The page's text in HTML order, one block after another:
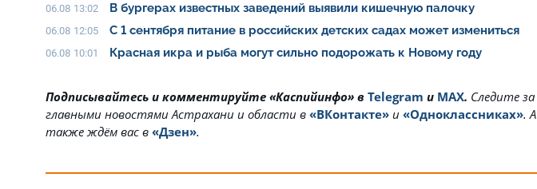
06.08 13:02 В бургерах известных заведений выявили кишечную палочку
06.08 12:05 С 1 сентября питание в российских детских садах может измениться
06.08 10:01 Красная икра и рыба могут сильно подорожать к Новому году
Подписывайтесь и комментируйте «Каспийинфо» в Telegram и MAX. Cледите за
главными новостями Астрахани и области в «ВКонтакте» и «Одноклассниках». А
также ждём вас в «Дзен».